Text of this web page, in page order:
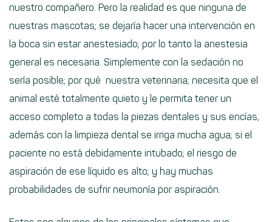
nuestro compañero. Pero la realidad es que ninguna de
nuestras mascotas; se dejaría hacer una intervención en
la boca sin estar anestesiado; por lo tanto la anestesia
general es necesaria. Simplemente con la sedación no
sería posible; por qué nuestra veterinaria; necesita que el
animal esté totalmente quieto y le permita tener un
acceso completo a todas la piezas dentales y sus encías,
además con la limpieza dental se irriga mucha agua; si el
paciente no está debidamente intubado; el riesgo de
aspiración de ese líquido es alto; y hay muchas
probabilidades de sufrir neumonía por aspiración.